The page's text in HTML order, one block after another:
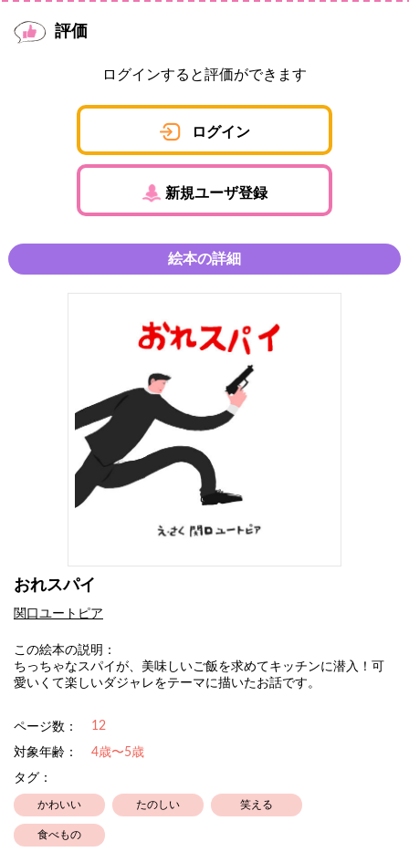
評価
ログインすると評価ができます
ログイン
新規ユーザ登録
絵本の詳細
おれスパイ
関口ユートピア
この絵本の説明：
ちっちゃなスパイが、美味しいご飯を求めてキッチンに潜入！可
愛いくて楽しいダジャレをテーマに描いたお話です。
ページ数： 12
対象年齢：
4歳〜5歳
タグ：
かわいい たのしい 笑える
食べもの